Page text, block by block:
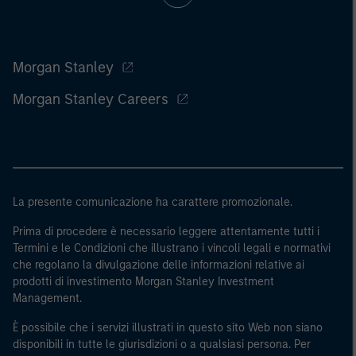
Morgan Stanley
Morgan Stanley Careers
La presente comunicazione ha carattere promozionale.
Prima di procedere è necessario leggere attentamente tutti i
Termini e le Condizioni che illustrano i vincoli legali e normativi
che regolano la divulgazione delle informazioni relative ai
prodotti di investimento Morgan Stanley Investment
Management.
È possibile che i servizi illustrati in questo sito Web non siano
disponibili in tutte le giurisdizioni o a qualsiasi persona. Per